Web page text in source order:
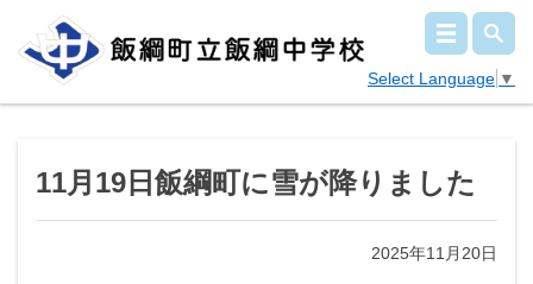
Select Language ▼
11月19日飯綱町に雪が降りました
2025年11月20日